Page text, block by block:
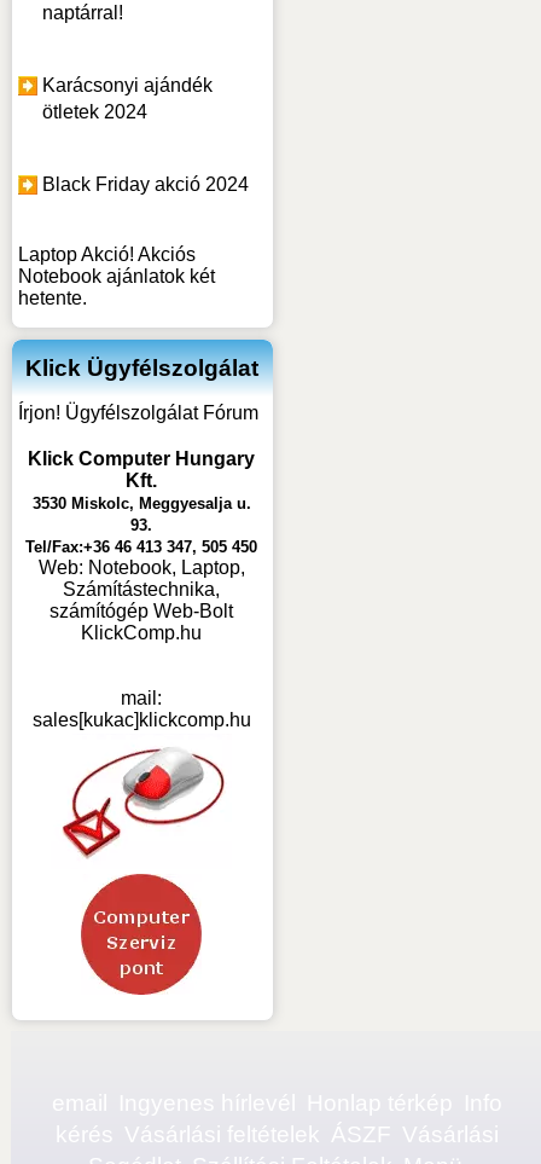
naptárral!
Karácsonyi ajándék
ötletek 2024
Black Friday akció 2024
Laptop Akció! Akciós
Notebook ajánlatok két
hetente.
Klick Ügyfélszolgálat
Írjon! Ügyfélszolgálat Fórum
Klick Computer Hungary
Kft.
3530 Miskolc, Meggyesalja u.
93.
Tel/Fax:+36 46 413 347, 505 450
Web: Notebook, Laptop,
Számítástechnika,
számítógép Web-Bolt
KlickComp.hu
mail:
sales[kukac]klickcomp.hu
kérés Vásárlási feltételek ÁSZF Vásárlási